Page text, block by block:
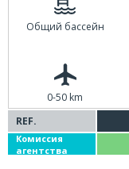
Общий бассейн
0-50 km
REF.
Комиссия
агентства